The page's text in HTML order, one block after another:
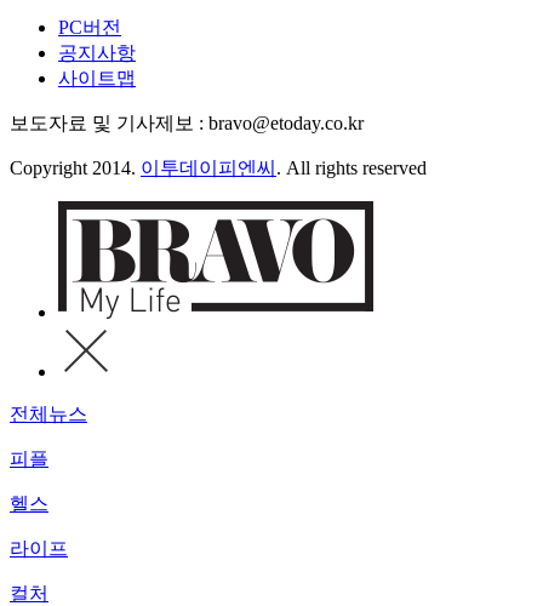
PC버전
공지사항
사이트맵
보도자료 및 기사제보 : bravo@etoday.co.kr
Copyright 2014. 이투데이피엔씨 . All rights reserved
전체뉴스
피플
헬스
라이프
컬처